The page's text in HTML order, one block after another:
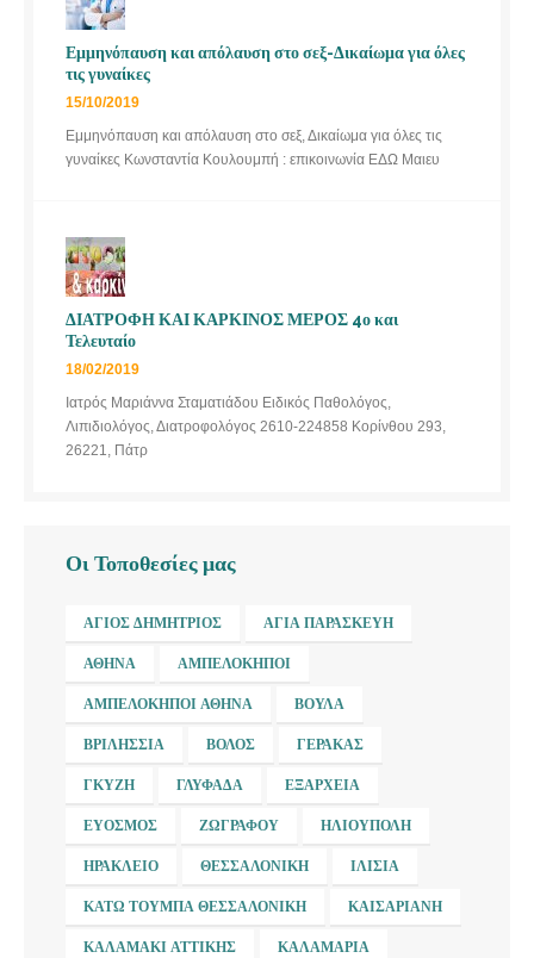
Εμμηνόπαυση και απόλαυση στο σεξ-Δικαίωμα για όλες
τις γυναίκες
15/10/2019
Εμμηνόπαυση και απόλαυση στο σεξ, Δικαίωμα για όλες τις
γυναίκες Κωνσταντία Κουλουμπή : επικοινωνία ΕΔΩ Μαιευ
ΔΙΑΤΡΟΦΗ ΚΑΙ ΚΑΡΚΙΝΟΣ ΜΕΡΟΣ 4ο και
Τελευταίο
18/02/2019
Ιατρός Μαριάννα Σταματιάδου Ειδικός Παθολόγος,
Λιπιδιολόγος, Διατροφολόγος 2610-224858 Κορίνθου 293,
26221, Πάτρ
Οι Τοποθεσίες μας
ΆΓΙΟΣ ΔΗΜΉΤΡΙΟΣ ΑΓΊΑ ΠΑΡΑΣΚΕΥΉ
ΑΘΉΝΑ ΑΜΠΕΛΌΚΗΠΟΙ
ΑΜΠΕΛΌΚΗΠΟΙ ΑΘΉΝΑ ΒΟΎΛΑ
ΒΡΙΛΉΣΣΙΑ ΒΌΛΟΣ ΓΈΡΑΚΑΣ
ΓΚΎΖΗ ΓΛΥΦΆΔΑ ΕΞΆΡΧΕΙΑ
ΕΎΟΣΜΟΣ ΖΩΓΡΆΦΟΥ ΗΛΙΟΎΠΟΛΗ
ΗΡΆΚΛΕΙΟ ΘΕΣΣΑΛΟΝΊΚΗ ΙΛΊΣΙΑ
ΚΆΤΩ ΤΟΎΜΠΑ ΘΕΣΣΑΛΟΝΊΚΗ ΚΑΙΣΑΡΙΑΝΉ
ΚΑΛΑΜΆΚΙ ΑΤΤΙΚΉΣ ΚΑΛΑΜΑΡΙΆ